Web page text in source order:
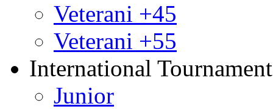
Veterani +45
Veterani +55
International
Junior